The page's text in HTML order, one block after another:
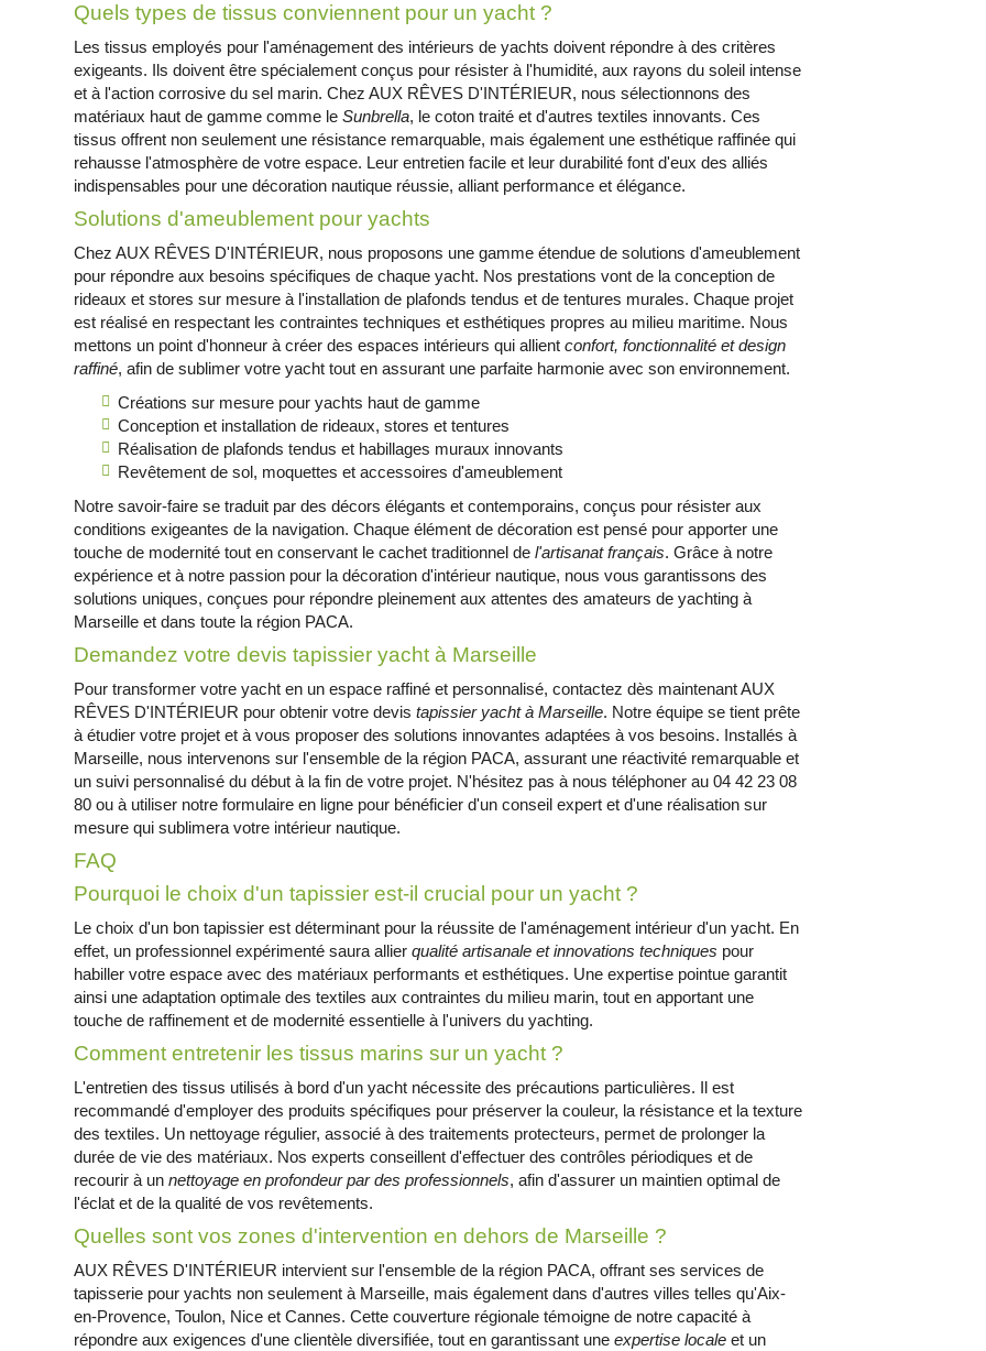
Quels types de tissus conviennent pour un yacht ?
Les tissus employés pour l'aménagement des intérieurs de yachts doivent répondre à des critères
exigeants. Ils doivent être spécialement conçus pour résister à l'humidité, aux rayons du soleil intense
et à l'action corrosive du sel marin. Chez AUX RÊVES D'INTÉRIEUR, nous sélectionnons des
matériaux haut de gamme comme leSunbrella, le coton traité et d'autres textiles innovants. Ces
tissus offrent non seulement une résistance remarquable, mais également une esthétique raffinée qui
rehausse l'atmosphère de votre espace. Leur entretien facile et leur durabilité font d'eux des alliés
indispensables pour une décoration nautique réussie, alliant performance et élégance.
Solutions d'ameublement pour yachts
Chez AUX RÊVES D'INTÉRIEUR, nous proposons une gamme étendue de solutions d'ameublement
pour répondre aux besoins spécifiques de chaque yacht. Nos prestations vont de la conception de
rideaux et stores sur mesure à l'installation de plafonds tendus et de tentures murales. Chaque projet
est réalisé en respectant les contraintes techniques et esthétiques propres au milieu maritime. Nous
mettons un point d'honneur à créer des espaces intérieurs qui allientconfort, fonctionnalité et design
raffiné, afin de sublimer votre yacht tout en assurant une parfaite harmonie avec son environnement.
Créations sur mesure pour yachts haut de gamme
Conception et installation de rideaux, stores et tentures
Réalisation de plafonds tendus et habillages muraux innovants
Revêtement de sol, moquettes et accessoires d'ameublement
Notre savoir-faire se traduit par des décors élégants et contemporains, conçus pour résister aux
conditions exigeantes de la navigation. Chaque élément de décoration est pensé pour apporter une
touche de modernité tout en conservant le cachet traditionnel del'artisanat français. Grâce à notre
expérience et à notre passion pour la décoration d'intérieur nautique, nous vous garantissons des
solutions uniques, conçues pour répondre pleinement aux attentes des amateurs de yachting à
Marseille et dans toute la région PACA.
Demandez votre devis tapissier yacht à Marseille
Pour transformer votre yacht en un espace raffiné et personnalisé, contactez dès maintenant AUX
RÊVES D'INTÉRIEUR pour obtenir votre devistapissier yacht à Marseille. Notre équipe se tient prête
à étudier votre projet et à vous proposer des solutions innovantes adaptées à vos besoins. Installés à
Marseille, nous intervenons sur l'ensemble de la région PACA, assurant une réactivité remarquable et
un suivi personnalisé du début à la fin de votre projet. N'hésitez pas à nous téléphoner au 04 42 23 08
80 ou à utiliser notre formulaire en ligne pour bénéficier d'un conseil expert et d'une réalisation sur
mesure qui sublimera votre intérieur nautique.
FAQ
Pourquoi le choix d'un tapissier est-il crucial pour un yacht ?
Le choix d'un bon tapissier est déterminant pour la réussite de l'aménagement intérieur d'un yacht. En
effet, un professionnel expérimenté saura allierqualité artisanale et innovations techniques pour
habiller votre espace avec des matériaux performants et esthétiques. Une expertise pointue garantit
ainsi une adaptation optimale des textiles aux contraintes du milieu marin, tout en apportant une
touche de raffinement et de modernité essentielle à l'univers du yachting.
Comment entretenir les tissus marins sur un yacht ?
L'entretien des tissus utilisés à bord d'un yacht nécessite des précautions particulières. Il est
recommandé d'employer des produits spécifiques pour préserver la couleur, la résistance et la texture
des textiles. Un nettoyage régulier, associé à des traitements protecteurs, permet de prolonger la
durée de vie des matériaux. Nos experts conseillent d'effectuer des contrôles périodiques et de
recourir à unnettoyage en profondeur par des professionnels, afin d'assurer un maintien optimal de
l'éclat et de la qualité de vos revêtements.
Quelles sont vos zones d'intervention en dehors de Marseille ?
AUX RÊVES D'INTÉRIEUR intervient sur l'ensemble de la région PACA, offrant ses services de
tapisserie pour yachts non seulement à Marseille, mais également dans d'autres villes telles qu'Aix-
en-Provence, Toulon, Nice et Cannes. Cette couverture régionale témoigne de notre capacité à
répondre aux exigences d'une clientèle diversifiée, tout en garantissant uneexpertise locale et un